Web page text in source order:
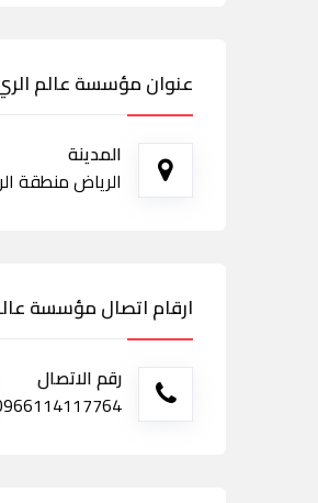
عنوان مؤسسة عالم
المدينة
الرياض منطقة
ارقام اتصال مؤسسة
رقم الاتصال